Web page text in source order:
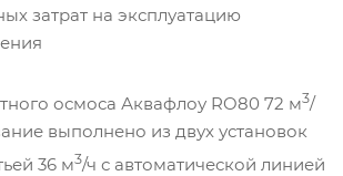
затрат на эксплуатацию
осмоса Аквафлоу RO80 72 м3/
выполнено из двух установок
36 м3/ч с автоматической линией